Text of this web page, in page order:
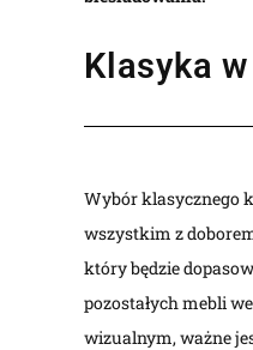
Klasyka
Wybór klasycznego
wszystkim z
który będzie
pozostałych mebli
wizualnym, ważne